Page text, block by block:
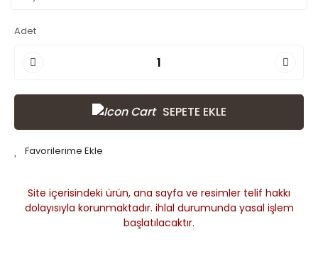
Adet
SEPETE EKLE
Site içerisindeki ürün, ana sayfa ve resimler telif hakkı
dolayısıyla korunmaktadır. ihlal durumunda yasal işlem
başlatılacaktır.